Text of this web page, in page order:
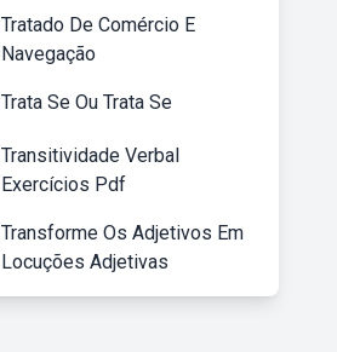
Tratado De Comércio E
Navegação
Trata Se Ou Trata Se
Transitividade Verbal
Exercícios Pdf
Transforme Os Adjetivos Em
Locuções Adjetivas